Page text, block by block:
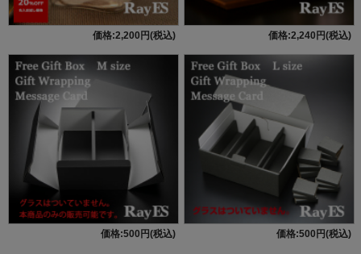
価格:2,200円(税込) 価格:2,240円(税込)
価格:500円(税込) 価格:500円(税込)